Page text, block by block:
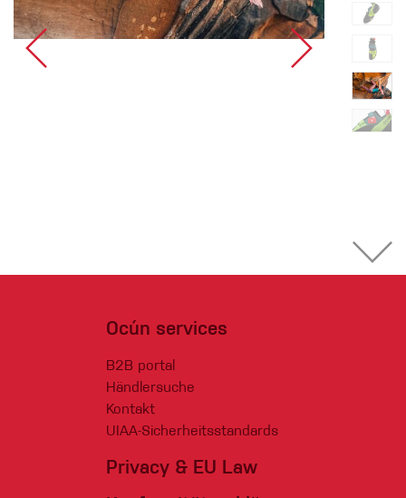
Ocún services
B2B portal
Händlersuche
Kontakt
UIAA-Sicherheitsstandards
Privacy & EU Law